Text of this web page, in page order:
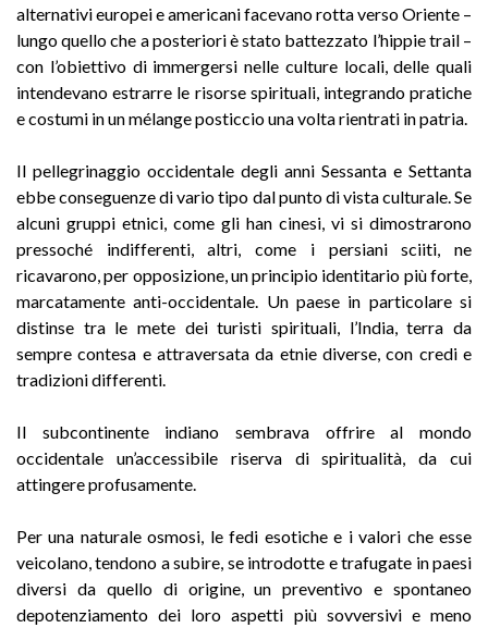
alternativi europei e americani facevano rotta verso Oriente –
lungo quello che a posteriori è stato battezzato l’hippie trail –
con l’obiettivo di immergersi nelle culture locali, delle quali
intendevano estrarre le risorse spirituali, integrando pratiche
e costumi in un mélange posticcio una volta rientrati in patria.
Il pellegrinaggio occidentale degli anni Sessanta e Settanta
ebbe conseguenze di vario tipo dal punto di vista culturale. Se
alcuni gruppi etnici, come gli han cinesi, vi si dimostrarono
pressoché indifferenti, altri, come i persiani sciiti, ne
ricavarono, per opposizione, un principio identitario più forte,
marcatamente anti-occidentale. Un paese in particolare si
distinse tra le mete dei turisti spirituali, l’India, terra da
sempre contesa e attraversata da etnie diverse, con credi e
tradizioni differenti.
Il subcontinente indiano sembrava offrire al mondo
occidentale un’accessibile riserva di spiritualità, da cui
attingere profusamente.
Per una naturale osmosi, le fedi esotiche e i valori che esse
veicolano, tendono a subire, se introdotte e trafugate in paesi
diversi da quello di origine, un preventivo e spontaneo
depotenziamento dei loro aspetti più sovversivi e meno